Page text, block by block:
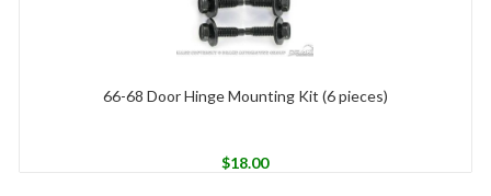
66-68 Door Hinge Mounting Kit (6 pieces)
$18.00